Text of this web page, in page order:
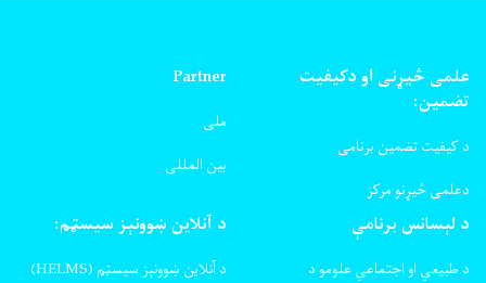
علمی څیړنی او دکیفیت
تضمین:
د کیفیت تضمین برنامی
دعلمی څیړنو مرکز
Partner
ملی
بین المللی
د لېسانس برنامې
د طبیعي او اجتماعي علومو د
د آنلاین ښوونېز سیسټم:
د آنلاین ښوونېز سیسټم (HELMS)